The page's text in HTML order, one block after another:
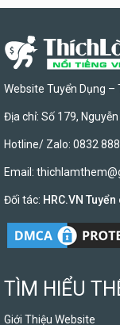
Website Tuyển Dụng –
Địa chỉ: Số 179, Nguyễn
Hotline/ Zalo: 0832
Email:
Đối tác: HRC.VN
TÌM HIỂU
Giới Thiệu Website